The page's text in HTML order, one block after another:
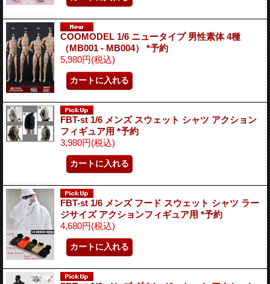
COOMODEL 1/6 ニュータイプ 男性素体 4種
（MB001 - MB004） *予約
5,980円(税込)
FBT-st 1/6 メンズ スウェット シャツ アクション
フィギュア用 *予約
3,980円(税込)
FBT-st 1/6 メンズ フード スウェット シャツ ラー
ジサイズ アクションフィギュア用 *予約
4,680円(税込)